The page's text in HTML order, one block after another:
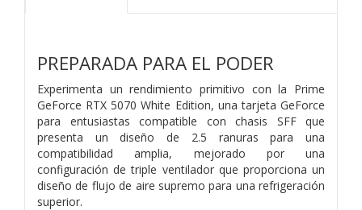
PREPARADA PARA EL PODER
Experimenta un rendimiento primitivo con la Prime
GeForce RTX 5070 White Edition, una tarjeta GeForce
para entusiastas compatible con chasis SFF que
presenta un diseño de 2.5 ranuras para una
compatibilidad amplia, mejorado por una
configuración de triple ventilador que proporciona un
diseño de flujo de aire supremo para una refrigeración
superior.